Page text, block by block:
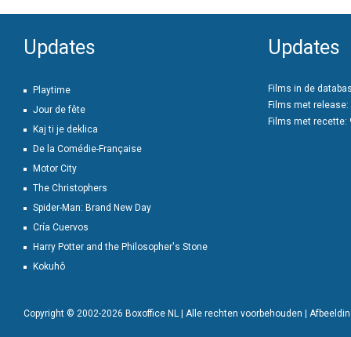
Updates
Playtime
Jour de fête
Kaj ti je deklica
De la Comédie-Française
Motor City
The Christophers
Spider-Man: Brand New Day
Cría Cuervos
Harry Potter and the Philosopher's Stone
Kokuhô
Updates
Films in de
Films met release:
Films met recette:
Copyright © 2002-2026 Boxoffice NL | Alle rechten voorbehouden |